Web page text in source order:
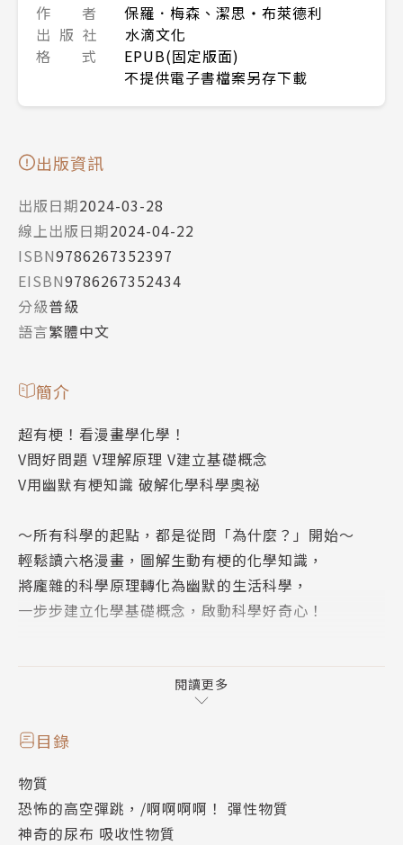
作 者
保羅．梅森、潔思‧布萊德利
出 版 社
水滴文化
格 式
EPUB(固定版面)
不提供電子書檔案另存下載
出版資訊
出版日期2024-03-28
線上出版日期2024-04-22
ISBN9786267352397
EISBN9786267352434
分級普級
語言繁體中文
簡介
超有梗！看漫畫學化學！
V問好問題 V理解原理 V建立基礎概念
V用幽默有梗知識 破解化學科學奧祕
～所有科學的起點，都是從問「為什麼？」開始～
輕鬆讀六格漫畫，圖解生動有梗的化學知識，
將龐雜的科學原理轉化為幽默的生活科學，
一步步建立化學基礎概念，啟動科學好奇心！
★是什麼超強纖維，不僅能擋子彈還能成為滑翔傘繩？
★元素和化合物的差異，和原子結合方式有關？
★為什麼好玩的彈珠和氣球，不適合在一起？
★如何把水中的物質分離，製造出救命的自製濾水器
呢？
閱讀更多
目錄
物質
恐怖的高空彈跳，/啊啊啊啊！ 彈性物質
神奇的尿布 吸收性物質